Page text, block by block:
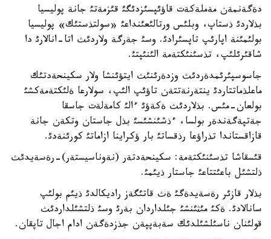
دةگةنمةن مةملةكةت قاؤئپسئزدئگئ قئزمةتئ جانة پوليسيا
بذلاردئ ذستاپ، وبلئس ورتالئعئنداعئ «سولتذستئك» پوليسيا
بولئمئنة اپارئپ تاپسئرادئ. وسئ جةرگة ولاردئث اتا-انالارئ دا
شاقئرئلئپ، تذسئنئكتةمة الئنئپتئ.
جاسوسپئرئمدةردئث وزدةرئنئث ايتؤئنشا ولار سكينحةدتئك
ماعلذماتتاردئ ينتةرنةتتةن تاؤئپ الئپ، سولارعا ةلئكتةمةكشئ
بولعان-مئس. بذلاردئث ةكةؤئ ءالئ كامةلةت جاسقا
جةتپةگةندةر بولسا، ءذشئنشئسئ بذل جاستان وتكةن جانة
قازاقستاندا تذراؤعا رذقساتئ بار ؤكراينا ازاماتئ كورئنةدئ.
قئسقاشا تذسئنئكتةمة: سكينحةدتةر (نةوناسيستةر)-رةسةيدئث
ذلتشئل باعئتتاعئ جاستار ذيئمئ.
بذلار قازئر رةسةيدةگئ ةث قاتئگةز راديكالدئ ذيئم بولئپ
سانالادئ. ةكئ مئثئنشئ جئلداردان بةرئ وسئ ذلتشئلداردئث
قولئنان ناسئلشئلدئك سةبةپپةن جذزدةگةن ادام اجال تاپقان.